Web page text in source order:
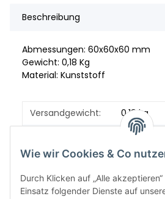
Beschreibung
Abmessungen: 60x60x60 mm
Gewicht: 0,18 Kg
Material: Kunststoff
Versandgewicht:
0,18 kg
0,18 kg
Wie wir Cookies & Co
Durch Klicken auf „Alle
Einsatz folgender Dienste auf